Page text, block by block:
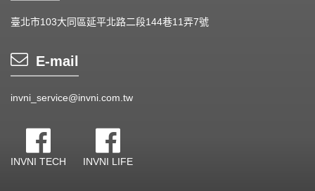
臺北市103大同區延平北路二段144巷11弄7號
E-mail
invni_service@invni.com.tw
INVNI TECH INVNI LIFE